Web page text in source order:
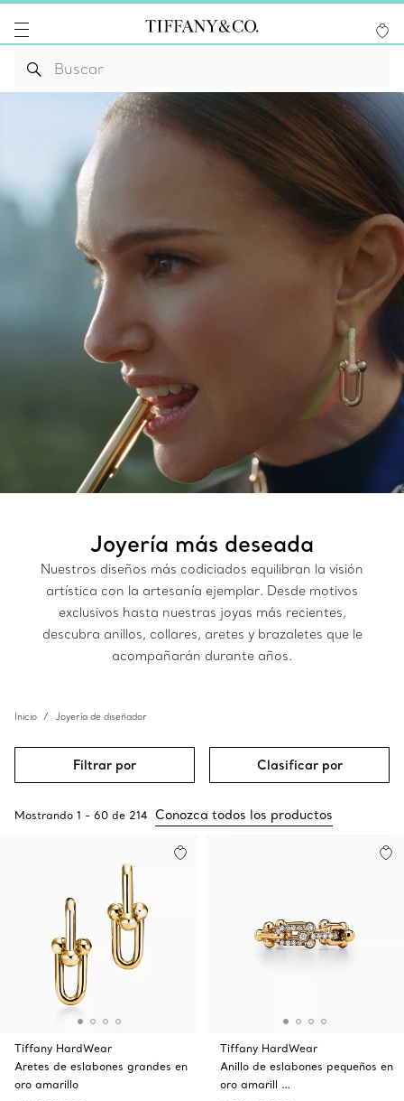
Joyería más deseada
Nuestros diseños más codiciados equilibran la visión
artística con la artesanía ejemplar. Desde motivos
exclusivos hasta nuestras joyas más recientes,
descubra anillos, collares, aretes y brazaletes que le
acompañarán durante años.
Inicio Joyería de diseñador
Filtrar por Clasificar por
Mostrando 1 - 60 de 214 Conozca todos los productos
Tiffany HardWear
Aretes de eslabones grandes en
oro amarillo
Tiffany HardWear
Anillo de eslabones pequeños en
oro amarill …